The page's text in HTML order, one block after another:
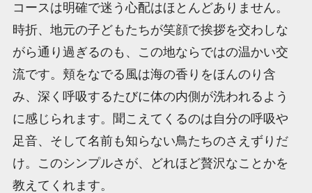
コースは明確で迷う心配はほとんどありません。
時折、地元の子どもたちが笑顔で挨拶を交わしな
がら通り過ぎるのも、この地ならではの温かい交
流です。頬をなでる風は海の香りをほんのり含
み、深く呼吸するたびに体の内側が洗われるよう
に感じられます。聞こえてくるのは自分の呼吸や
足音、そして名前も知らない鳥たちのさえずりだ
け。このシンプルさが、どれほど贅沢なことかを
教えてくれます。